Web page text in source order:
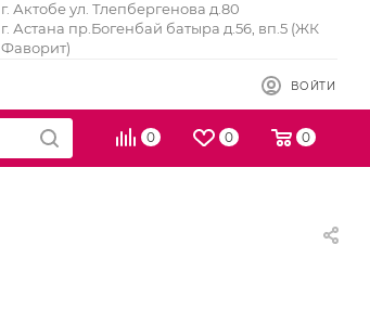
г. Актобе ул. Тлепбергенова д.80
г. Астана пр.Богенбай батыра д.56, вп.5 (ЖК
Фаворит)
ВОЙТИ
0 0 0